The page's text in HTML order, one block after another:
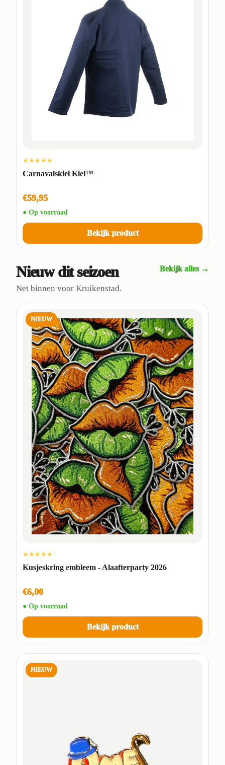
★★★★★
Carnavalskiel Kiel™
€59,95
● Op voorraad
Bekijk product
Nieuw dit seizoen
Net binnen voor Kruikenstad.
Bekijk alles →
NIEUW
★★★★★
Kusjeskring embleem - Alaafterparty 2026
€6,00
● Op voorraad
Bekijk product
NIEUW